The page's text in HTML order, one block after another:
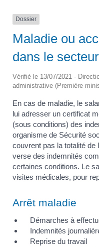
Dossier
Maladie ou
dans le
Vérifié le 13/07/2021 -
administrative (Première
En cas de maladie, le
lui adresser un certificat
(sous conditions) des
organisme de Sécurité
couvrent pas la totalité de
verse des indemnités
certaines conditions. Le
visites médicales, pour
Arrêt maladie
Démarches à
Indemnités
Reprise du travail